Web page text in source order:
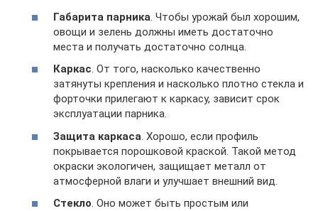
Габарита парника . Чтобы урожай был хорошим,
овощи и зелень должны иметь достаточно
места и получать достаточно солнца.
Каркас. От того, насколько качественно
затянуты крепления и насколько плотно стекла и
форточки прилегают к каркасу, зависит срок
эксплуатации парника.
Защита каркаса . Хорошо, если профиль
покрывается порошковой краской. Такой метод
окраски экологичен, защищает металл от
атмосферной влаги и улучшает внешний вид.
Стекло. Оно может быть простым или